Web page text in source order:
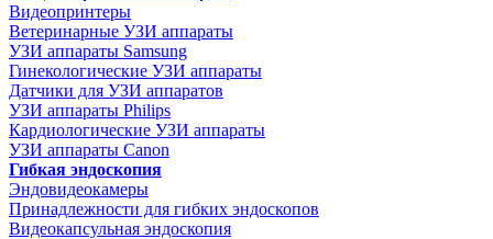
Видеопринтеры
Ветеринарные УЗИ аппараты
УЗИ аппараты Samsung
Гинекологические УЗИ аппараты
Датчики для УЗИ аппаратов
УЗИ аппараты Philips
Кардиологические УЗИ аппараты
УЗИ аппараты Canon
Гибкая эндоскопия
Эндовидеокамеры
Принадлежности для гибких эндоскопов
Видеокапсульная эндоскопия